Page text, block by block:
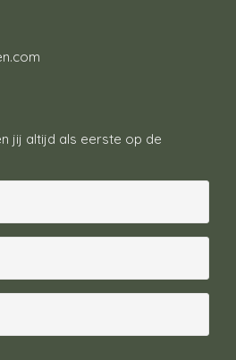
jij altijd als eerste op de